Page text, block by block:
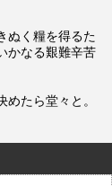
ぬく糧を得るた
かなる艱難辛苦
たら堂々と。